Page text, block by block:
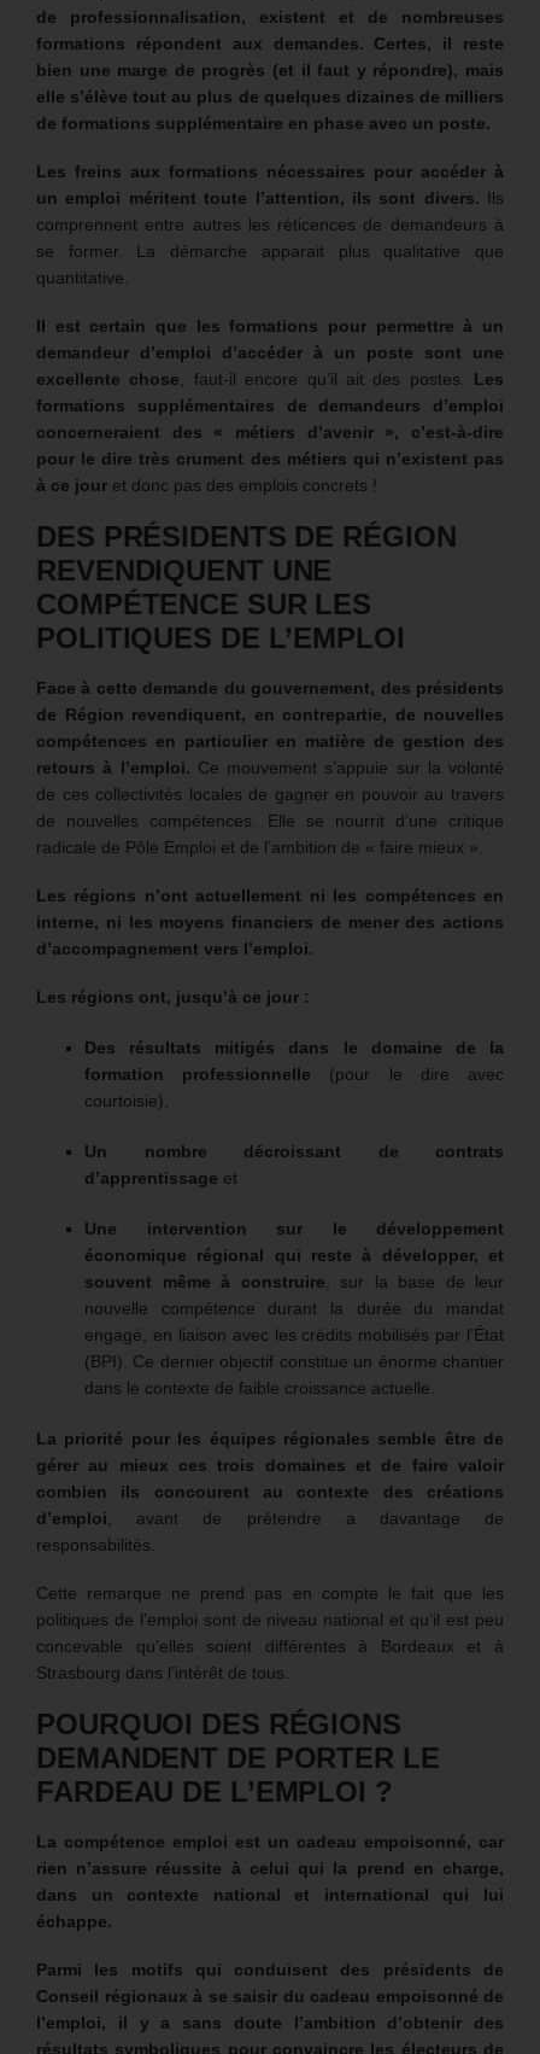
de professionnalisation, existent et de nombreuses
formations répondent aux demandes. Certes, il reste
bien une marge de progrès (et il faut y répondre), mais
elle s’élève tout au plus de quelques dizaines de milliers
de formations supplémentaire en phase avec un poste.
Les freins aux formations nécessaires pour accéder à
un emploi méritent toute l’attention, ils sont divers. Ils
comprennent entre autres les réticences de demandeurs à
se former. La démarche apparait plus qualitative que
quantitative.
Il est certain que les formations pour permettre à un
demandeur d’emploi d’accéder à un poste sont une
excellente chose , faut-il encore qu’il ait des postes. Les
formations supplémentaires de demandeurs d’emploi
concerneraient des « métiers d’avenir », c’est-à-dire
pour le dire très crument des métiers qui n’existent pas
à ce jour et donc pas des emplois concrets !
DES PRÉSIDENTS DE RÉGION
REVENDIQUENT UNE
COMPÉTENCE SUR LES
POLITIQUES DE L’EMPLOI
Face à cette demande du gouvernement, des présidents
de Région revendiquent, en contrepartie, de nouvelles
compétences en particulier en matière de gestion des
retours à l’emploi. Ce mouvement s’appuie sur la volonté
de ces collectivités locales de gagner en pouvoir au travers
de nouvelles compétences. Elle se nourrit d’une critique
radicale de Pôle Emploi et de l’ambition de « faire mieux ».
Les régions n’ont actuellement ni les compétences en
interne, ni les moyens financiers de mener des actions
d’accompagnement vers l’emploi.
Les régions ont, jusqu’à ce jour :
Des résultats mitigés dans le domaine de la
formation professionnelle (pour le dire avec
courtoisie),
Un nombre décroissant de contrats
d’apprentissage et
Une intervention sur le développement
économique régional qui reste à développer, et
souvent même à construire, sur la base de leur
nouvelle compétence durant la durée du mandat
engagé, en liaison avec les crédits mobilisés par l’État
(BPI). Ce dernier objectif constitue un énorme chantier
dans le contexte de faible croissance actuelle.
La priorité pour les équipes régionales semble être de
gérer au mieux ces trois domaines et de faire valoir
combien ils concourent au contexte des créations
d’emploi, avant de prétendre a davantage de
responsabilités.
Cette remarque ne prend pas en compte le fait que les
politiques de l’emploi sont de niveau national et qu’il est peu
concevable qu’elles soient différentes à Bordeaux et à
Strasbourg dans l’intérêt de tous.
POURQUOI DES RÉGIONS
DEMANDENT DE PORTER LE
FARDEAU DE L’EMPLOI ?
La compétence emploi est un cadeau empoisonné, car
rien n’assure réussite à celui qui la prend en charge,
dans un contexte national et international qui lui
échappe.
Parmi les motifs qui conduisent des présidents de
Conseil régionaux à se saisir du cadeau empoisonné de
l’emploi, il y a sans doute l’ambition d’obtenir des
résultats symboliques pour convaincre les électeurs de